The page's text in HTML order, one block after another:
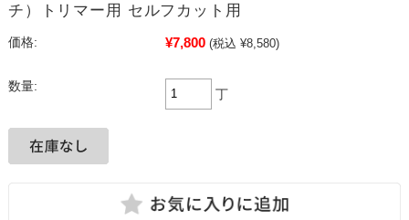
チ）トリマー用 セルフカット用
価格: ¥7,800 (税込 ¥8,580)
数量:
丁